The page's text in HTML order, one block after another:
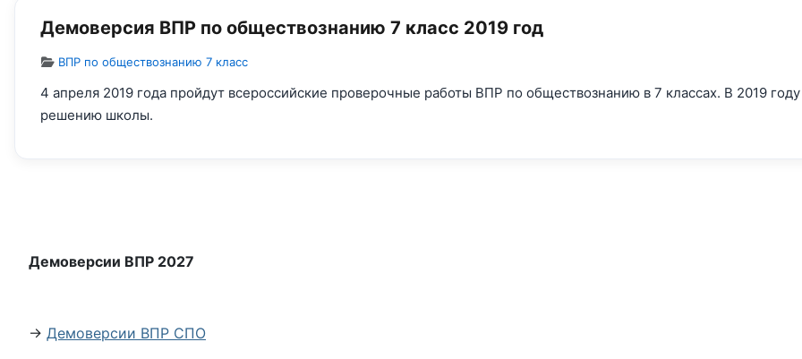
Демоверсия ВПР по обществознанию 7 класс 2019 год
Информация о материале
ВПР по обществознанию 7 класс
4 апреля 2019 года пройдут всероссийские проверочные работы ВПР по обществознанию в 7 классах. В 2019
решению школы.
Демоверсии ВПР 2027
→ Демоверсии ВПР СПО